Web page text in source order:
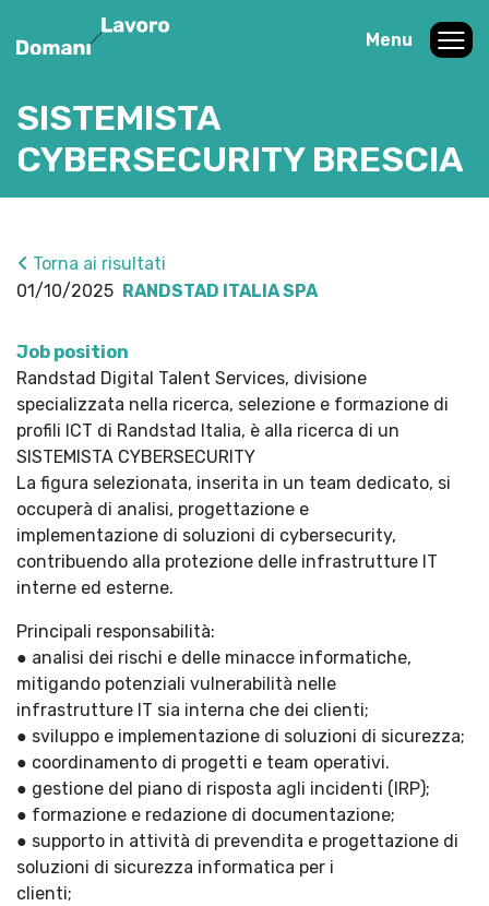
Menu
SISTEMISTA
CYBERSECURITY BRESCIA
Torna ai risultati
01/10/2025 RANDSTAD ITALIA SPA
Job position
Randstad Digital Talent Services, divisione
specializzata nella ricerca, selezione e formazione di
profili ICT di Randstad Italia, è alla ricerca di un
SISTEMISTA CYBERSECURITY
La figura selezionata, inserita in un team dedicato, si
occuperà di analisi, progettazione e
implementazione di soluzioni di cybersecurity,
contribuendo alla protezione delle infrastrutture IT
interne ed esterne.
Principali responsabilità:
● analisi dei rischi e delle minacce informatiche,
mitigando potenziali vulnerabilità nelle
infrastrutture IT sia interna che dei clienti;
● sviluppo e implementazione di soluzioni di sicurezza;
● coordinamento di progetti e team operativi.
● gestione del piano di risposta agli incidenti (IRP);
● formazione e redazione di documentazione;
● supporto in attività di prevendita e progettazione di
soluzioni di sicurezza informatica per i
clienti;